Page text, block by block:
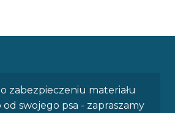
zabezpieczeniu materiału
swojego psa - zapraszamy